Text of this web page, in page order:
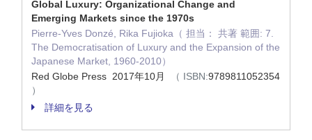
Global Luxury: Organizational Change and
Emerging Markets since the 1970s
Pierre-Yves Donzé, Rika Fujioka（ 担当： 共著 範囲: 7.
The Democratisation of Luxury and the Expansion of the
Japanese Market, 1960-2010）
Red Globe Press 2017年10月
（ ISBN:9789811052354
）
詳細を見る